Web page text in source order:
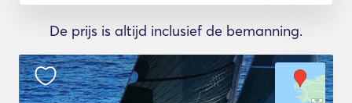
De prijs is altijd inclusief de bemanning.